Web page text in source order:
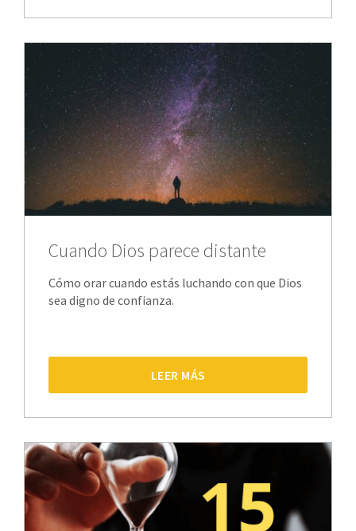
Cuando Dios parece distante
Cómo orar cuando estás luchando con que Dios
sea digno de confianza.
LEER MÁS